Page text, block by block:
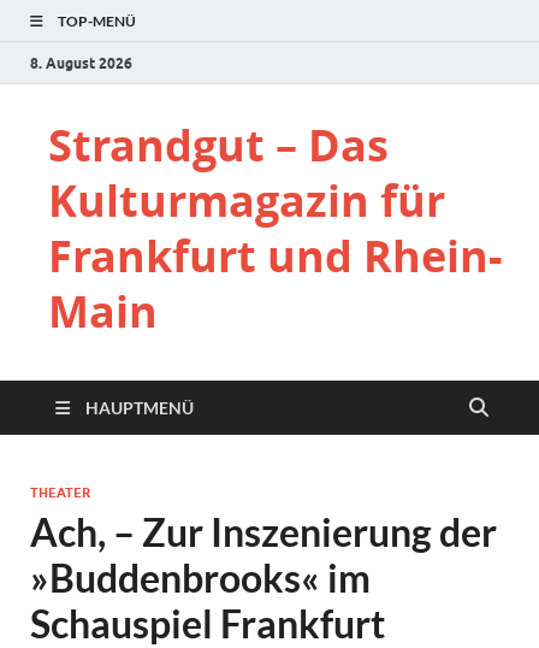
TOP-MENÜ
8. August 2026
Strandgut – Das
Kulturmagazin für
Frankfurt und Rhein-
Main
HAUPTMENÜ
THEATER
Ach, – Zur Inszenierung der
»Buddenbrooks« im
Schauspiel Frankfurt